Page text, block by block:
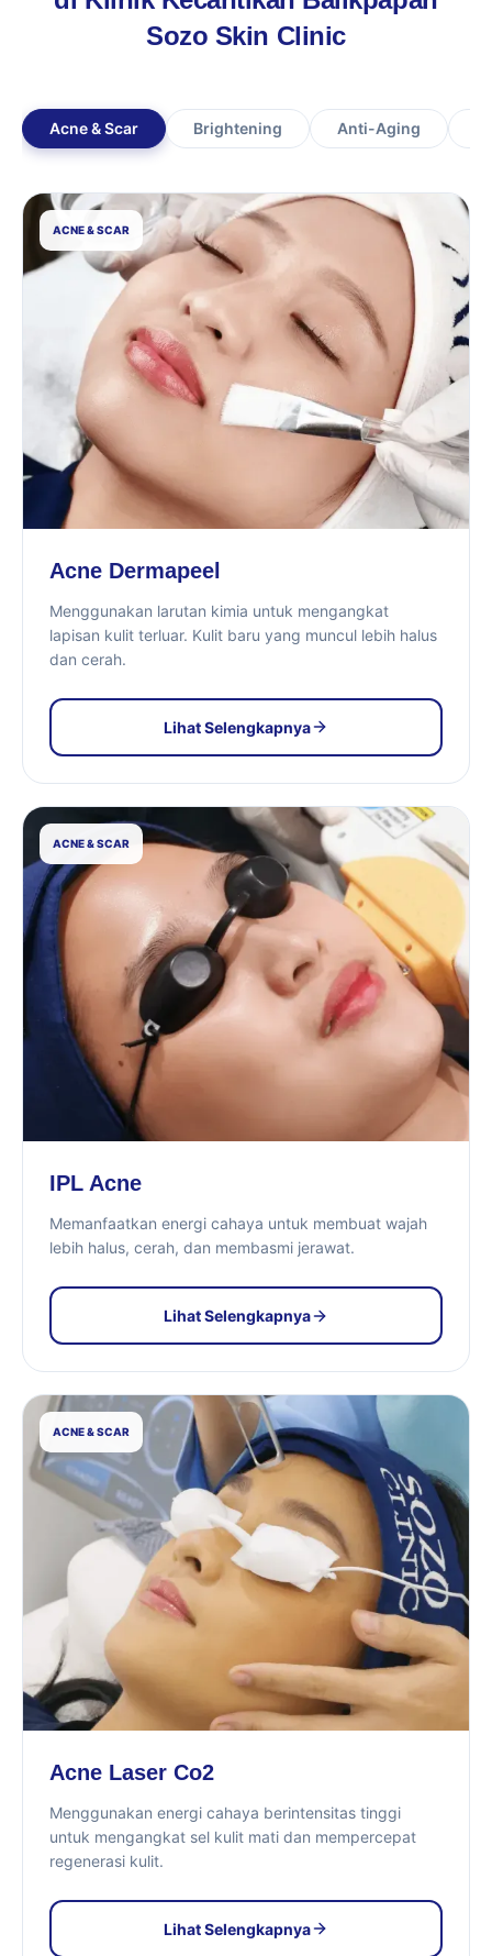
Sozo Skin Clinic
Acne & Scar Brightening Anti-Aging
ACNE & SCAR
Acne Dermapeel
Menggunakan larutan kimia untuk mengangkat
lapisan kulit terluar. Kulit baru yang muncul lebih halus
dan cerah.
Lihat Selengkapnya
ACNE & SCAR
IPL Acne
Memanfaatkan energi cahaya untuk membuat wajah
lebih halus, cerah, dan membasmi jerawat.
Lihat Selengkapnya
ACNE & SCAR
Acne Laser Co2
Menggunakan energi cahaya berintensitas tinggi
untuk mengangkat sel kulit mati dan mempercepat
regenerasi kulit.
Lihat Selengkapnya